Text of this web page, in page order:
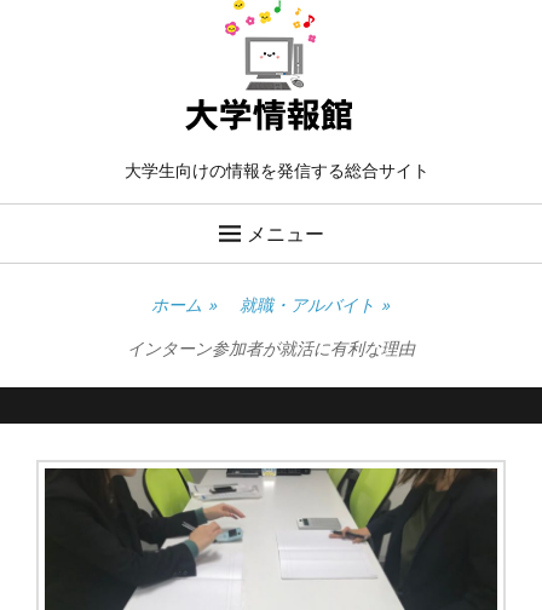
大学生向けの情報を発信する総合サイト
メニュー
ホーム » 就職・アルバイト »
インターン参加者が就活に有利な理由